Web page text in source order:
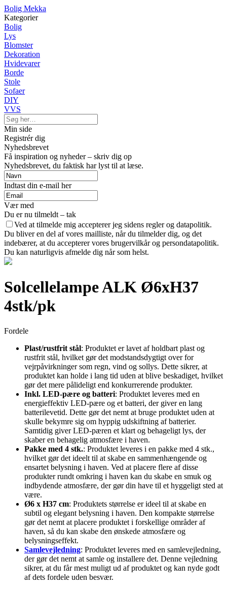
Bolig Mekka
Kategorier
Bolig
Lys
Blomster
Dekoration
Hvidevarer
Borde
Stole
Sofaer
DIY
VVS
Min side
Registrér dig
Nyhedsbrevet
Få inspiration og nyheder – skriv dig op
Nyhedsbrevet, du faktisk har lyst til at læse.
Indtast din e-mail her
Vær med
Du er nu tilmeldt – tak
Ved at tilmelde mig accepterer jeg sidens regler og datapolitik.
Du bliver en del af vores mailliste, når du tilmelder dig, og det
indebærer, at du accepterer vores brugervilkår og persondatapolitik.
Du kan naturligvis afmelde dig når som helst.
Solcellelampe ALK Ø6xH37
4stk/pk
Fordele
Plast/rustfrit stål: Produktet er lavet af holdbart plast og
rustfrit stål, hvilket gør det modstandsdygtigt over for
vejrpåvirkninger som regn, vind og sollys. Dette sikrer, at
produktet kan holde i lang tid uden at blive beskadiget, hvilket
gør det mere pålideligt end konkurrerende produkter.
Inkl. LED-pære og batteri: Produktet leveres med en
energieffektiv LED-pære og et batteri, der giver en lang
batterilevetid. Dette gør det nemt at bruge produktet uden at
skulle bekymre sig om hyppig udskiftning af batterier.
Samtidig giver LED-pæren et klart og behageligt lys, der
skaber en behagelig atmosfære i haven.
Pakke med 4 stk.: Produktet leveres i en pakke med 4 stk.,
hvilket gør det ideelt til at skabe en sammenhængende og
ensartet belysning i haven. Ved at placere flere af disse
produkter rundt omkring i haven kan du skabe en smuk og
indbydende atmosfære, der gør din have til et hyggeligt sted at
være.
Ø6 x H37 cm: Produktets størrelse er ideel til at skabe en
subtil og elegant belysning i haven. Den kompakte størrelse
gør det nemt at placere produktet i forskellige områder af
haven, så du kan skabe den ønskede atmosfære og
belysningseffekt.
Samlevejledning: Produktet leveres med en samlevejledning,
der gør det nemt at samle og installere det. Denne vejledning
sikrer, at du får mest muligt ud af produktet og kan nyde godt
af dets fordele uden besvær.